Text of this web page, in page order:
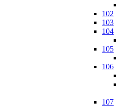
102
103
104
105
106
107